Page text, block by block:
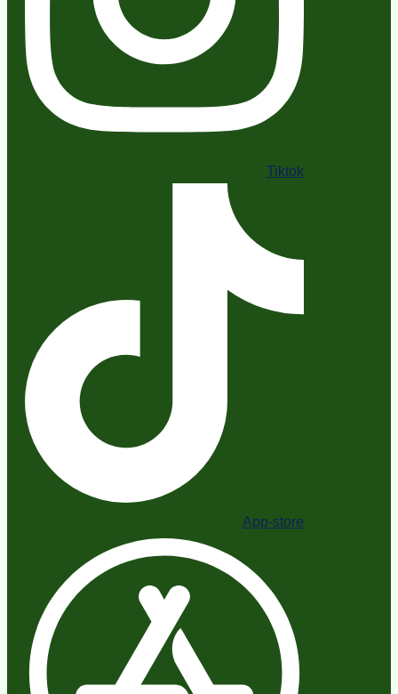
Tiktok
App-store